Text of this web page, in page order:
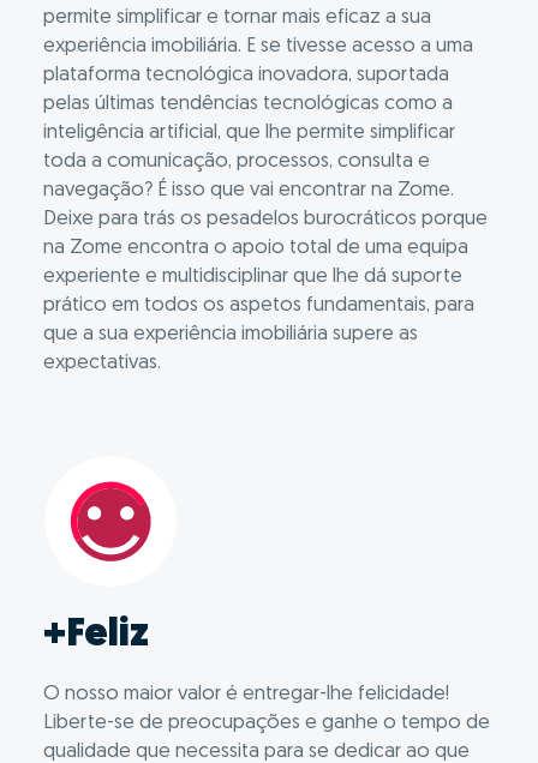
permite simplificar e tornar mais eficaz a sua
experiência imobiliária. E se tivesse acesso a uma
plataforma tecnológica inovadora, suportada
pelas últimas tendências tecnológicas como a
inteligência artificial, que lhe permite simplificar
toda a comunicação, processos, consulta e
navegação? É isso que vai encontrar na Zome.
Deixe para trás os pesadelos burocráticos porque
na Zome encontra o apoio total de uma equipa
experiente e multidisciplinar que lhe dá suporte
prático em todos os aspetos fundamentais, para
que a sua experiência imobiliária supere as
expectativas.
+Feliz
O nosso maior valor é entregar-lhe felicidade!
Liberte-se de preocupações e ganhe o tempo de
qualidade que necessita para se dedicar ao que